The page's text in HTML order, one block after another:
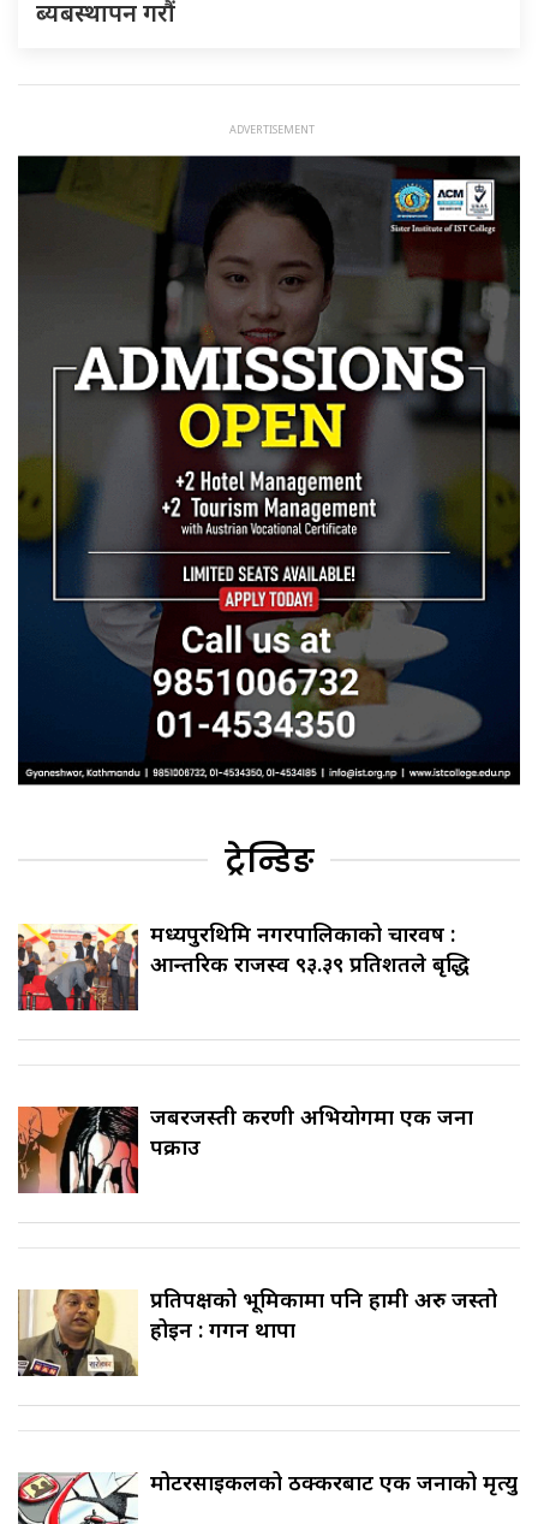
ब्यबस्थापन गराैं
ट्रेन्डिङ
मध्यपुरथिमि नगरपालिकाको चारवर्ष :
आन्तरिक राजस्व ९३.३९ प्रतिशतले बृद्धि
जबरजस्ती करणी अभियोगमा एक जना
पक्राउ
प्रतिपक्षको भूमिकामा पनि हामी अरु जस्तो
होइन : गगन थापा
मोटरसाइकलको ठक्करबाट एक जनाको मृत्यु